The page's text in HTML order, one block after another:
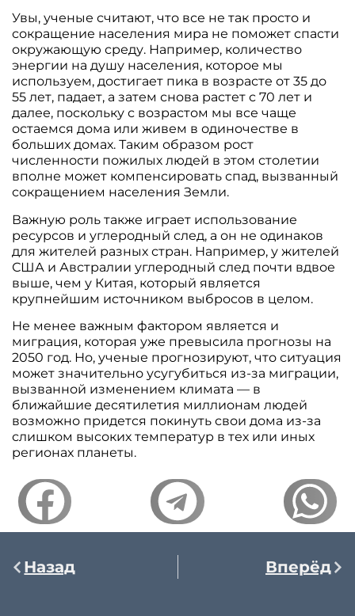
Увы, ученые считают, что все не так просто и
сокращение населения мира не поможет спасти
окружающую среду. Например, количество
энергии на душу населения, которое мы
используем, достигает пика в возрасте от 35 до
55 лет, падает, а затем снова растет с 70 лет и
далее, поскольку с возрастом мы все чаще
остаемся дома или живем в одиночестве в
больших домах. Таким образом рост
численности пожилых людей в этом столетии
вполне может компенсировать спад, вызванный
сокращением населения Земли.
Важную роль также играет использование
ресурсов и углеродный след, а он не одинаков
для жителей разных стран. Например, у жителей
США и Австралии углеродный след почти вдвое
выше, чем у Китая, который является
крупнейшим источником выбросов в целом.
Не менее важным фактором является и
миграция, которая уже превысила прогнозы на
2050 год. Но, ученые прогнозируют, что ситуация
может значительно усугубиться из-за миграции,
вызванной изменением климата — в
ближайшие десятилетия миллионам людей
возможно придется покинуть свои дома из-за
слишком высоких температур в тех или иных
регионах планеты.
Назад Вперёд